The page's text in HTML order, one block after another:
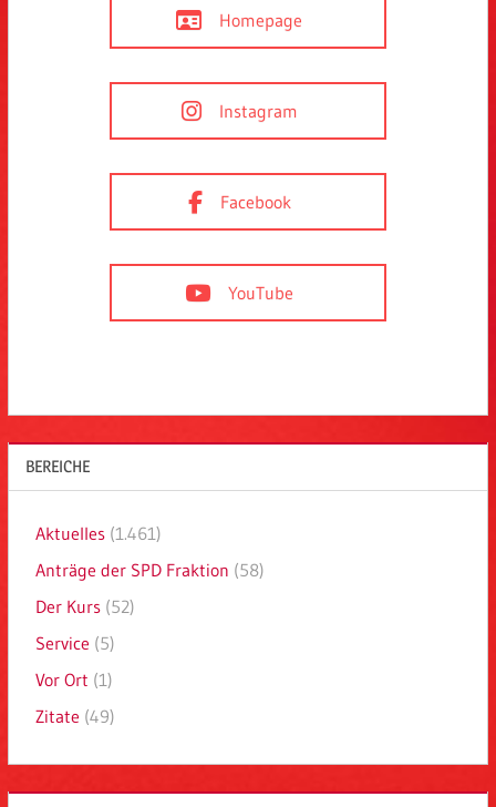
Homepage
Instagram
Facebook
YouTube
BEREICHE
Aktuelles(1.461)
Anträge der SPD Fraktion (58)
Der Kurs(52)
Service (5)
Vor Ort (1)
Zitate (49)